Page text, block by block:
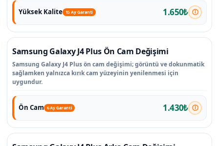
Yüksek Kalite 15 Ay Garanti 1.650₺
Samsung Galaxy J4 Plus Ön Cam Değişimi
Samsung Galaxy J4 Plus ön cam değişimi; görüntü ve dokunmatik
sağlamken yalnızca kırık cam yüzeyinin yenilenmesi için
uygundur.
Ön Cam 6 Ay Garanti 1.430₺